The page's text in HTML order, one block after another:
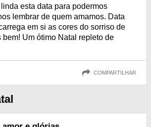
esta data para podermos
lembrar de quem amamos. Data
em si as cores do sorriso de
bem! Um ótimo Natal repleto de
COMPARTILHAR